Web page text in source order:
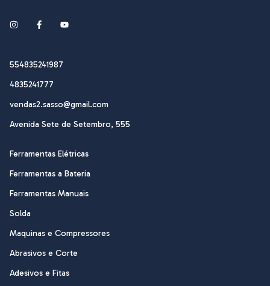
554835241987
4835241777
vendas2.sasso@gmail.com
Avenida Sete de Setembro, 555
Ferramentas Elétricas
Ferramentas a Bateria
Ferramentas Manuais
Solda
Maquinas e Compressores
Abrasivos e Corte
Adesivos e Fitas